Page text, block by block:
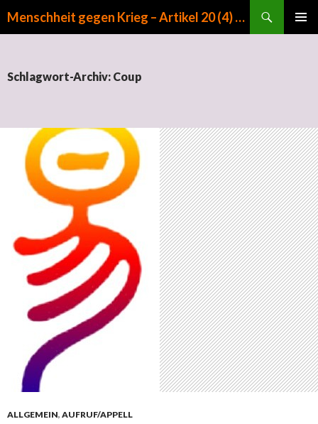
Menschheit gegen Krieg – Artikel 20 (4) GG
Schlagwort-Archiv: Coup
ALLGEMEIN, AUFRUF/APPELL